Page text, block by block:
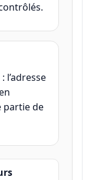
l’adresse
partie de